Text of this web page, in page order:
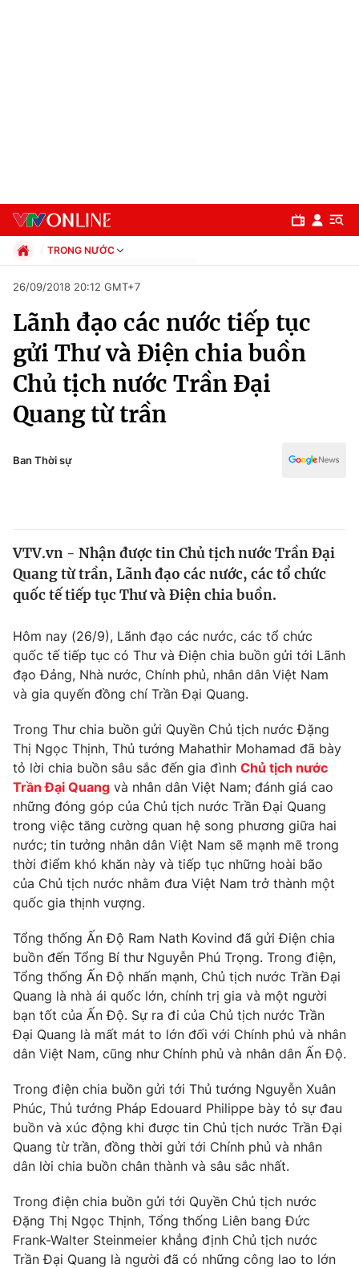
Chuyên mục
Chính trị
Xã hội
Pháp luật
Thế giới
Tin tức
Câu chuyện quốc tế
Kinh tế
Tài chính
Thị trường
Góc doanh nghiệp
Dữ liệu và đời sống
Truyền hình
Phim VTV
Hậu trường
Nhân vật
Khán giả
Giải sao mai
Giải trí
Điện ảnh
Âm nhạc
Sao
Đời sống
Du lịch
Làm đẹp
Chất lượng cuộc sống
Giáo dục
Tuyển sinh
Học trực tuyến
Công nghệ
Hitech Công nghệ tương lai
Sản phẩm
Thị trường
Tư vấn
Lịch phát sóng
Chuyên mục khác
Emagazine Podcast
Photo Infographic
Video Shorts video
VTV Money VTV Thể thao
VTV Sức khoẻ Bất động sản
TRONG NƯỚC
Xã hội
Pháp luật
Thể thao
Truyền hình
Văn hóa - Giải trí
Y tế
Công nghệ
26/09/2018 20:12 GMT+7
Lãnh đạo các nước tiếp tục
gửi Thư và Điện chia buồn
Chủ tịch nước Trần Đại
Quang từ trần
Ban Thời sự
VTV.vn - Nhận được tin Chủ tịch nước Trần Đại
Quang từ trần, Lãnh đạo các nước, các tổ chức
quốc tế tiếp tục Thư và Điện chia buồn.
Hôm nay (26/9), Lãnh đạo các nước, các tổ chức
quốc tế tiếp tục có Thư và Điện chia buồn gửi tới Lãnh
đạo Đảng, Nhà nước, Chính phủ, nhân dân Việt Nam
và gia quyến đồng chí Trần Đại Quang.
Trong Thư chia buồn gửi Quyền Chủ tịch nước Đặng
Thị Ngọc Thịnh, Thủ tướng Mahathir Mohamad đã bày
tỏ lời chia buồn sâu sắc đến gia đình Chủ tịch nước
Trần Đại Quang và nhân dân Việt Nam; đánh giá cao
những đóng góp của Chủ tịch nước Trần Đại Quang
trong việc tăng cường quan hệ song phương giữa hai
nước; tin tưởng nhân dân Việt Nam sẽ mạnh mẽ trong
thời điểm khó khăn này và tiếp tục những hoài bão
của Chủ tịch nước nhằm đưa Việt Nam trở thành một
quốc gia thịnh vượng.
Tổng thống Ấn Độ Ram Nath Kovind đã gửi Điện chia
buồn đến Tổng Bí thư Nguyễn Phú Trọng. Trong điện,
Tổng thống Ấn Độ nhấn mạnh, Chủ tịch nước Trần Đại
Quang là nhà ái quốc lớn, chính trị gia và một người
bạn tốt của Ấn Độ. Sự ra đi của Chủ tịch nước Trần
Đại Quang là mất mát to lớn đối với Chính phủ và nhân
dân Việt Nam, cũng như Chính phủ và nhân dân Ấn Độ.
Trong điện chia buồn gửi tới Thủ tướng Nguyễn Xuân
Phúc, Thủ tướng Pháp Edouard Philippe bày tỏ sự đau
buồn và xúc động khi được tin Chủ tịch nước Trần Đại
Quang từ trần, đồng thời gửi tới Chính phủ và nhân
dân lời chia buồn chân thành và sâu sắc nhất.
Trong điện chia buồn gửi tới Quyền Chủ tịch nước
Đặng Thị Ngọc Thịnh, Tổng thống Liên bang Đức
Frank-Walter Steinmeier khẳng định Chủ tịch nước
Trần Đại Quang là người đã có những công lao to lớn